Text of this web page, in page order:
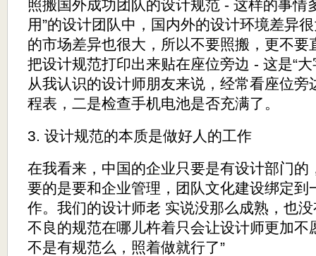
照搬国外成功团队的设计规范 - 这样的事情
用”的设计团队中，国内外的设计环境差异
的市场差异也很大，所以不要照搬，更不要
把设计规范打印出来贴在座位旁边 - 这是“大
从我认识的设计师朋友来说，经常看座位
程表，二是检查手机电池是否充满了。
3. 设计规范的本质是做好人的工作
在我看来，中国的企业只要是有设计部门的
要的是要和企业管理，团队文化建设绑定到
作。我们的设计师老 实说没那么成熟，也
不良的规范在哪儿杵着只会让设计师更加不
不是有规范么，照着做就行了”